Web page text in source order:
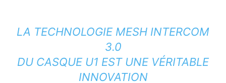
LA TECHNOLOGIE MESH INTERCOM
3.0
DU CASQUE U1 EST UNE VÉRITABLE
INNOVATION